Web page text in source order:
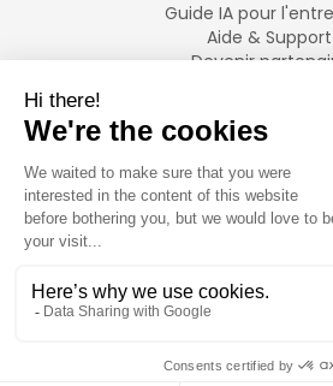
Guide IA pour
Aide & Support
Devenir
LANGUES
Français
English
2026Swiftask. Tous